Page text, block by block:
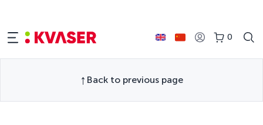
0
Back to previous page